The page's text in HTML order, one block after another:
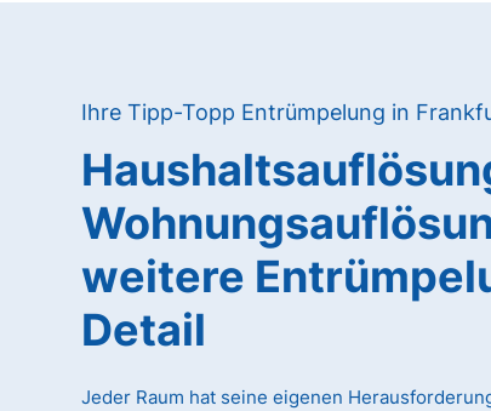
Ihre Tipp-Topp Entrümpelung in
weitere
Detail
Jeder Raum hat seine eigenen